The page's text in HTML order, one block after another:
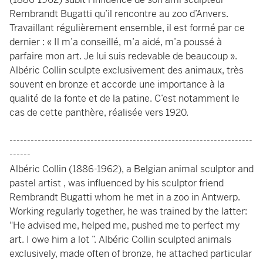
Rembrandt Bugatti qu’il rencontre au zoo d’Anvers.
Travaillant régulièrement ensemble, il est formé par ce
dernier : « Il m’a conseillé, m’a aidé, m’a poussé à
parfaire mon art. Je lui suis redevable de beaucoup ».
Albéric Collin sculpte exclusivement des animaux, très
souvent en bronze et accorde une importance à la
qualité de la fonte et de la patine. C’est notamment le
cas de cette panthère, réalisée vers 1920.
---------------------------------------------------------------------
------
Albéric Collin (1886-1962), a Belgian animal sculptor and
pastel artist , was influenced by his sculptor friend
Rembrandt Bugatti whom he met in a zoo in Antwerp.
Working regularly together, he was trained by the latter:
"He advised me, helped me, pushed me to perfect my
art. I owe him a lot ”. Albéric Collin sculpted animals
exclusively, made often of bronze, he attached particular